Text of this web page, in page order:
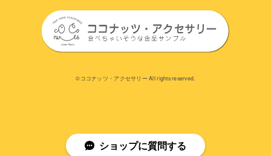
©︎ココナッツ・アクセサリー All rights reserved.
ショップに質問する